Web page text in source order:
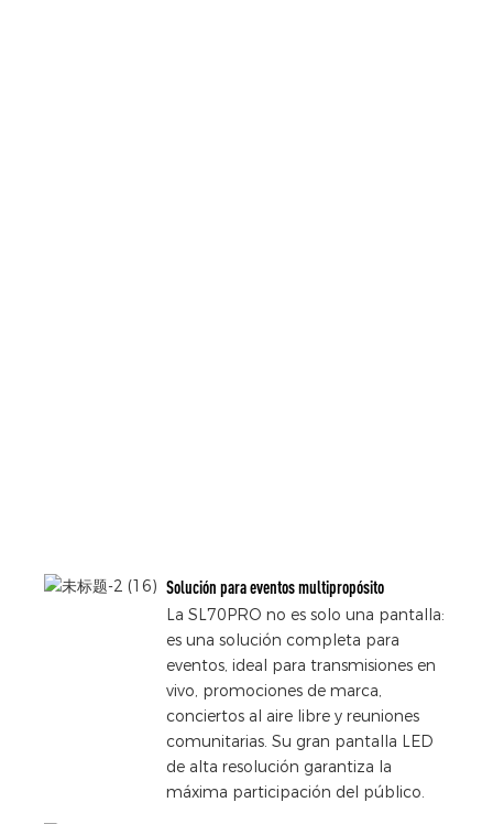
Solución para eventos multipropósito
La SL70PRO no es solo una pantalla:
es una solución completa para
eventos, ideal para transmisiones en
vivo, promociones de marca,
conciertos al aire libre y reuniones
comunitarias. Su gran pantalla LED
de alta resolución garantiza la
máxima participación del público.